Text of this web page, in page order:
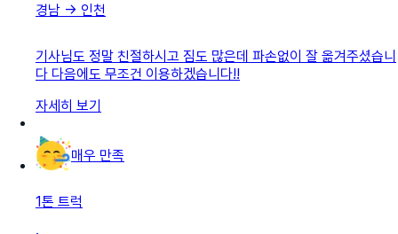
경남 → 인천
기사님도 정말 친절하시고 짐도 많은데 파손없이 잘 옮겨주셨습니
다 다음에도 무조건 이용하겠습니다!!
자세히 보기
매우 만족
1톤 트럭